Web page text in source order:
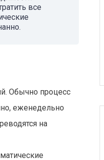
все
Обычно процесс
еженедельно
на